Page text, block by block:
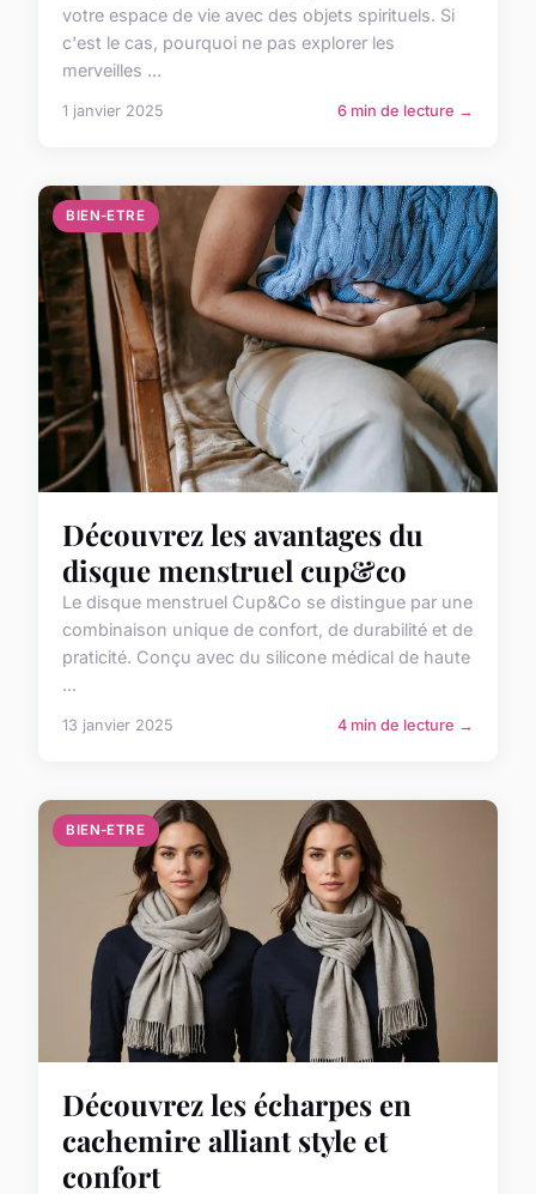
votre espace de vie avec des objets spirituels. Si
c'est le cas, pourquoi ne pas explorer les
merveilles ...
1 janvier 2025 6 min de lecture →
BIEN-ETRE
Découvrez les avantages du
disque menstruel cup&co
Le disque menstruel Cup&Co se distingue par une
combinaison unique de confort, de durabilité et de
praticité. Conçu avec du silicone médical de haute
...
13 janvier 2025 4 min de lecture →
BIEN-ETRE
Découvrez les écharpes en
cachemire alliant style et
confort